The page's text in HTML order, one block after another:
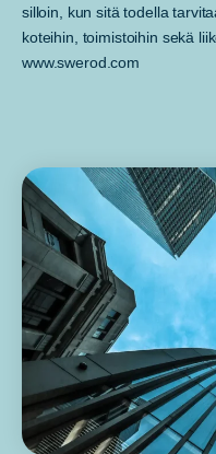
silloin, kun sitä todella
koteihin, toimistoihin sekä
www.swerod.com